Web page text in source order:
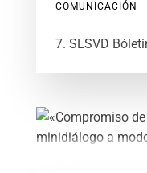
COMUNICACIÓN
7. SLSVD